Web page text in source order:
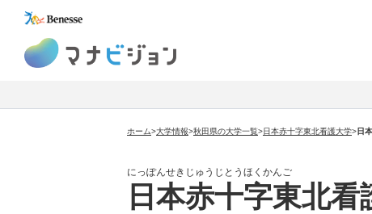
ホーム>大学情報>秋田県の大学一覧>日本赤十字東北看護大学>日
にっぽんせきじゅうじとうほくかんご
日本赤十字東北看